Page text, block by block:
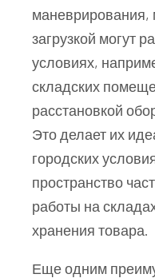
маневрирования,
загрузкой могут
условиях,
складских
расстановкой
Это делает их
городских
пространство
работы на
хранения товара.
Еще одним